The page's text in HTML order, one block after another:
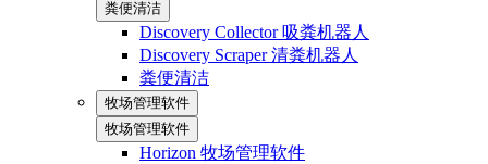
粪便清洁
Discovery Collector 吸粪机器人
Discovery Scraper 清粪机器人
粪便清洁
牧场管理软件
牧场管理软件
Horizon 牧场管理软件